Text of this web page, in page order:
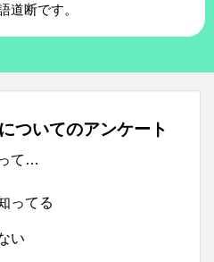
道断です。
ついてのアンケート
て…
ってる
い